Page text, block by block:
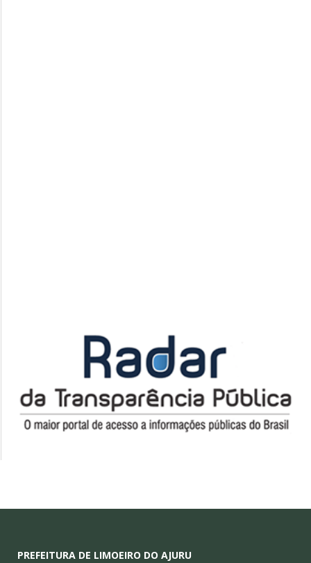
PREFEITURA DE LIMOEIRO DO AJURU